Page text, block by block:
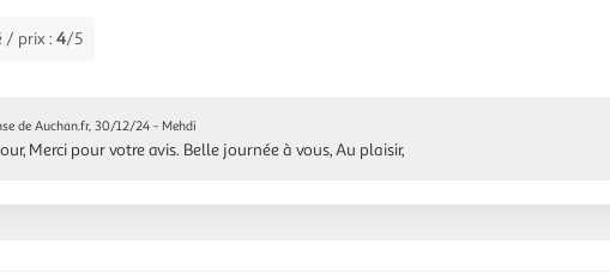
/ prix : 4/5
de Auchan.fr, 30/12/24 - Mehdi
Merci pour votre avis. Belle journée à vous, Au plaisir,